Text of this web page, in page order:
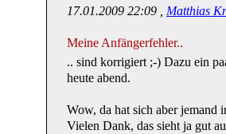
17.01.2009 22:09 , Matthias
Meine Anfängerfehler..
.. sind korrigiert ;-) Dazu ein
heute abend.
Wow, da hat sich aber jemand
Vielen Dank, das sieht ja gut